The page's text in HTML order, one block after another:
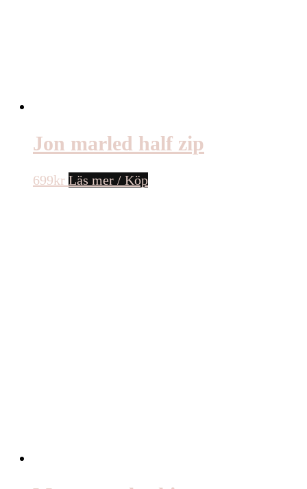
Jon marled half zip
699kr Läs mer / Köp